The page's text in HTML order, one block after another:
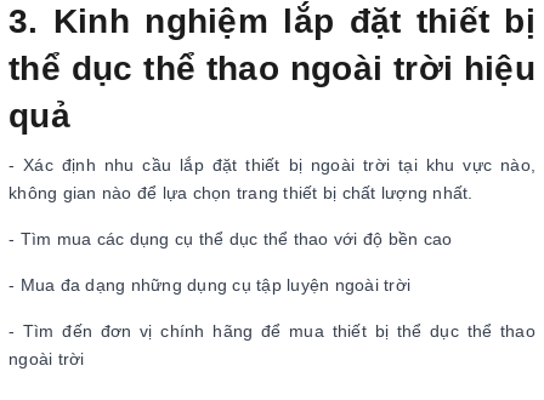
3. Kinh nghiệm lắp đặt thiết bị
thể dục thể thao ngoài trời hiệu
quả
- Xác định nhu cầu lắp đặt thiết bị ngoài trời tại khu vực nào,
không gian nào để lựa chọn trang thiết bị chất lượng nhất.
- Tìm mua các dụng cụ thể dục thể thao với độ bền cao
- Mua đa dạng những dụng cụ tập luyện ngoài trời
- Tìm đến đơn vị chính hãng để mua thiết bị thể dục thể thao
ngoài trời